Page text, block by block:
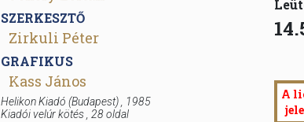
SZERKESZTŐ
Zirkuli Péter
GRAFIKUS
Kass János
Helikon Kiadó (Budapest)
1985
Kiadói velúr kötés
28oldal
A